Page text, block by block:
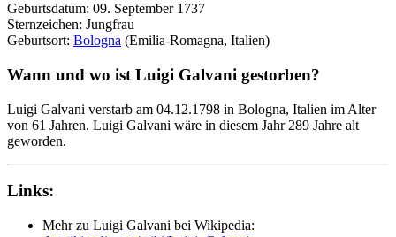
Geburtsdatum: 09. September 1737
Sternzeichen: Jungfrau
Geburtsort: Bologna (Emilia-Romagna, Italien)
Wann und wo ist Luigi Galvani gestorben?
Luigi Galvani verstarb am 04.12.1798 in Bologna, Italien im Alter
von 61 Jahren. Luigi Galvani wäre in diesem Jahr 289 Jahre alt
geworden.
Links:
Mehr zu Luigi Galvani bei Wikipedia: